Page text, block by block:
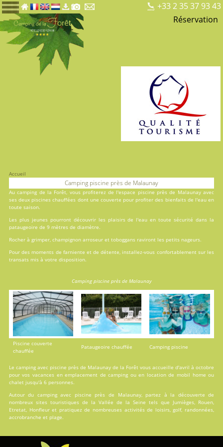
+33 2 35 37 93 43
Réservation
Accueil
Camping piscine près de Malaunay
Aucamping de la Forêt, vous profiterez de l'espace piscine près de Malaunay avec
ses deux piscines chauffées dont une couverte pour profiter des bienfaits de l'eau en
toute saison.
Les plus jeunes pourront découvrir les plaisirs de l'eau en toute sécurité dans la
pataugeoire de 9 mètres de diamètre.
Rocher à grimper, champignon arroseur et toboggans raviront les petits nageurs.
Pour des moments de farniente et de détente, installez-vous confortablement sur les
transats mis à votre disposition.
Camping piscine près de Malaunay
Piscine couverte
chauffée
Pataugeoire chauffée Camping piscine
Le camping avec piscine près de Malaunay de la Forêt vous accueille d'avril à octobre
pour vos vacances enemplacement de camping ou en locationde mobil home ou
chalet jusqu'à 6 personnes.
Autour du camping avec piscine près de Malaunay, partez à la découverte de
nombreux sites touristiques de la Vallée de la Seine tels que Jumièges, Rouen,
Etretat, Honfleur et pratiquez de nombreuses activités de loisirs, golf, randonnées,
accrobranche et plage.